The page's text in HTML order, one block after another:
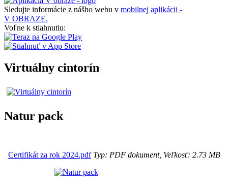
Sledujte informácie z nášho webu v mobilnej aplikácii -
V OBRAZE.
Voľne k stiahnutiu:
Virtuálny cintorín
Natur pack
Certifikát za rok 2024.pdfTyp: PDF dokument, Veľkosť: 2.73 MB